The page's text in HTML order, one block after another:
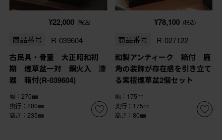
¥22,000 (税込)
商品番号 R-039604
古民具・骨董 大正昭和初
期 煙草盆一対 銅火入 漆
器 箱付(R-039604)
幅：270㎜
奥行：200㎜
高さ：235㎜
¥78,100 (税込)
商品番号 R-027122
和製アンティーク 箱付 鹿
角の装飾が存在感を引き立て
る紫檀煙草盆2個セット
幅：175㎜
奥行：175㎜
高さ：80㎜